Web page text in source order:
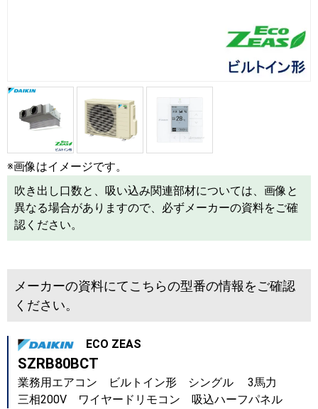
※画像はイメージです。
吹き出し口数と、吸い込み関連部材については、画像と
異なる場合がありますので、必ずメーカーの資料をご確
認ください。
メーカーの資料にてこちらの型番の情報をご確認
ください。
ECO ZEAS
SZRB80BCT
業務用エアコン ビルトイン形 シングル 3馬力
三相200V ワイヤードリモコン 吸込ハーフパネル